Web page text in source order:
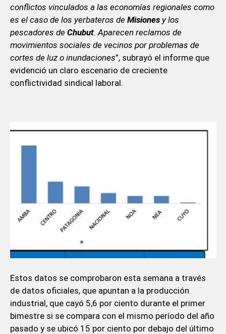
conflictos vinculados a las economías regionales como
es el caso de los yerbateros de Misionesy los
pescadores de Chubut. Aparecen reclamos de
movimientos sociales de vecinos por problemas de
cortes de luz o inundaciones”, subrayó el informe que
evidenció un claro escenario de creciente
conflictividad sindical laboral.
Estos datos se comprobaron esta semana a través
de datos oficiales, que apuntan a la producción
industrial, que cayó 5,6 por ciento durante el primer
bimestre si se compara con el mismo período del año
pasado y se ubicó 15 por ciento por debajo del último